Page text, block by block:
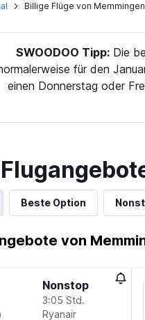
Billige Flüge von
SWOODOO Tipp: Die
für den
einen Donnerstag oder
Beste Option
von
Nonstop
3:05 Std.
Ryanair